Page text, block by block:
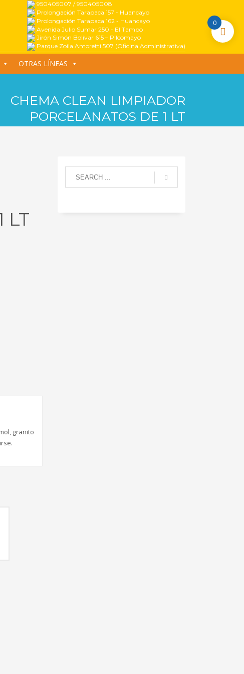
950405007 / 950405008
Prolongación Tarapaca 157 - Huancayo
Prolongación Tarapaca 162 - Huancayo
Avenida Julio Sumar 250 - El Tambo
Jirón Simón Bolívar 615 – Pilcomayo
Parque Zoila Amoretti 507 (Oficina Administrativa)
OTRAS LÍNEAS
CHEMA CLEAN LIMPIADOR
PORCELANATOS DE 1 LT
LT
granito
0